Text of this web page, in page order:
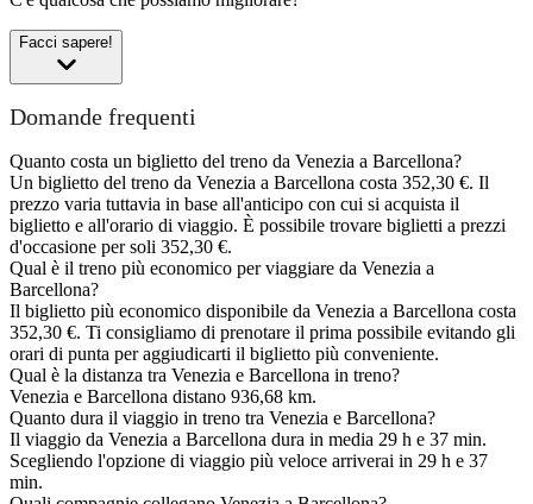
Facci sapere!
Domande frequenti
Quanto costa un biglietto del treno da Venezia a Barcellona?
Un biglietto del treno da Venezia a Barcellona costa 352,30 €. Il
prezzo varia tuttavia in base all'anticipo con cui si acquista il
biglietto e all'orario di viaggio. È possibile trovare biglietti a prezzi
d'occasione per soli 352,30 €.
Qual è il treno più economico per viaggiare da Venezia a
Barcellona?
Il biglietto più economico disponibile da Venezia a Barcellona costa
352,30 €. Ti consigliamo di prenotare il prima possibile evitando gli
orari di punta per aggiudicarti il biglietto più conveniente.
Qual è la distanza tra Venezia e Barcellona in treno?
Venezia e Barcellona distano 936,68 km.
Quanto dura il viaggio in treno tra Venezia e Barcellona?
Il viaggio da Venezia a Barcellona dura in media 29 h e 37 min.
Scegliendo l'opzione di viaggio più veloce arriverai in 29 h e 37
min.